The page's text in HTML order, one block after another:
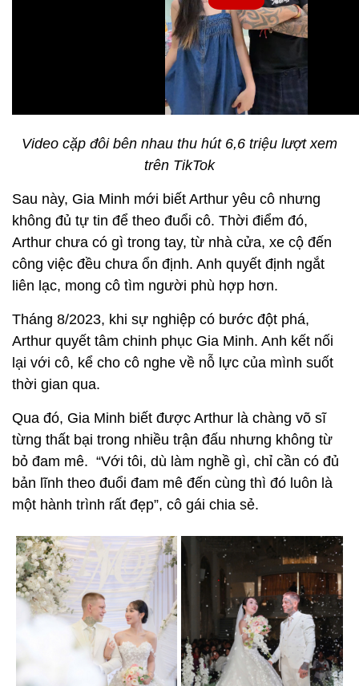
Video cặp đôi bên nhau thu hút 6,6 triệu lượt xem
trên TikTok
Sau này, Gia Minh mới biết Arthur yêu cô nhưng
không đủ tự tin để theo đuổi cô. Thời điểm đó,
Arthur chưa có gì trong tay, từ nhà cửa, xe cộ đến
công việc đều chưa ổn định. Anh quyết định ngắt
liên lạc, mong cô tìm người phù hợp hơn.
Tháng 8/2023, khi sự nghiệp có bước đột phá,
Arthur quyết tâm chinh phục Gia Minh. Anh kết nối
lại với cô, kể cho cô nghe về nỗ lực của mình suốt
thời gian qua.
Qua đó, Gia Minh biết được Arthur là chàng võ sĩ
từng thất bại trong nhiều trận đấu nhưng không từ
bỏ đam mê. “Với tôi, dù làm nghề gì, chỉ cần có đủ
bản lĩnh theo đuổi đam mê đến cùng thì đó luôn là
một hành trình rất đẹp”, cô gái chia sẻ.